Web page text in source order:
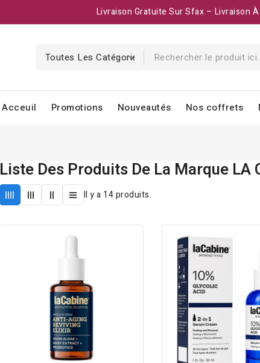
Livraison Gratuite Sur Sfax – Livraison
Acceuil Promotions Nouveautés Nos coffrets
Liste Des Produits De La Marque LA
Il y a 14 produits.